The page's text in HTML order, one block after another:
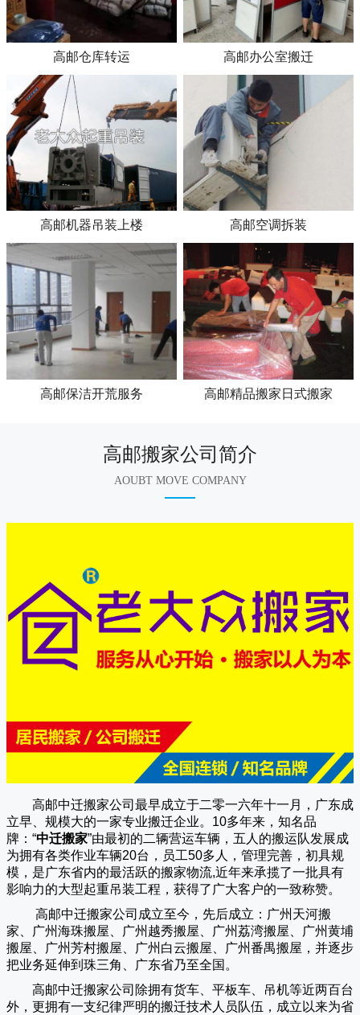
高邮仓库转运 高邮办公室搬迁
高邮机器吊装上楼 高邮空调拆装
高邮保洁开荒服务 高邮精品搬家日式搬家
高邮搬家公司简介
AOUBT MOVE COMPANY
高邮中迁搬家公司 最早成立于二零一六年十一月，广东成
立早、规模大的一家专业搬迁企业。10多年来，知名品
牌：“中迁搬家”由最初的二辆营运车辆，五人的搬运队发展成
为拥有各类作业车辆20台，员工50多人，管理完善，初具规
模，是广东省内的最活跃的搬家物流,近年来承揽了一批具有
影响力的大型起重吊装工程，获得了广大客户的一致称赞。
高邮中迁搬家公司成立至今，先后成立：广州天河搬
家、广州海珠搬屋、广州越秀搬屋、广州荔湾搬屋、广州黄埔
搬屋、广州芳村搬屋、广州白云搬屋、广州番禺搬屋，并逐步
把业务延伸到珠三角、广东省乃至全国。
高邮中迁搬家公司除拥有货车、平板车、吊机等近两百台
外，更拥有一支纪律严明的搬迁技术人员队伍，成立以来为省